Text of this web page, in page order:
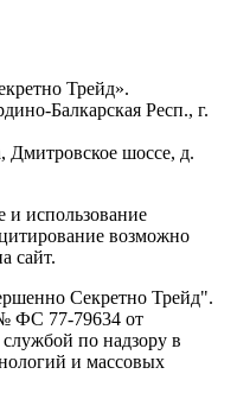
Трейд».
Балкарская Респ., г.
Дмитровское шоссе, д.
использование
возможно
сайт.
Секретно Трейд".
ФС 77-79634 от
по надзору в
и массовых